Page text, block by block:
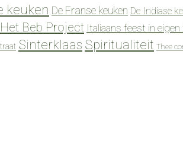
keuken De Franse keuken De Indiase
Het Beb Project Italiaans feest in eigen
Sinterklaas Spiritualiteit Thee